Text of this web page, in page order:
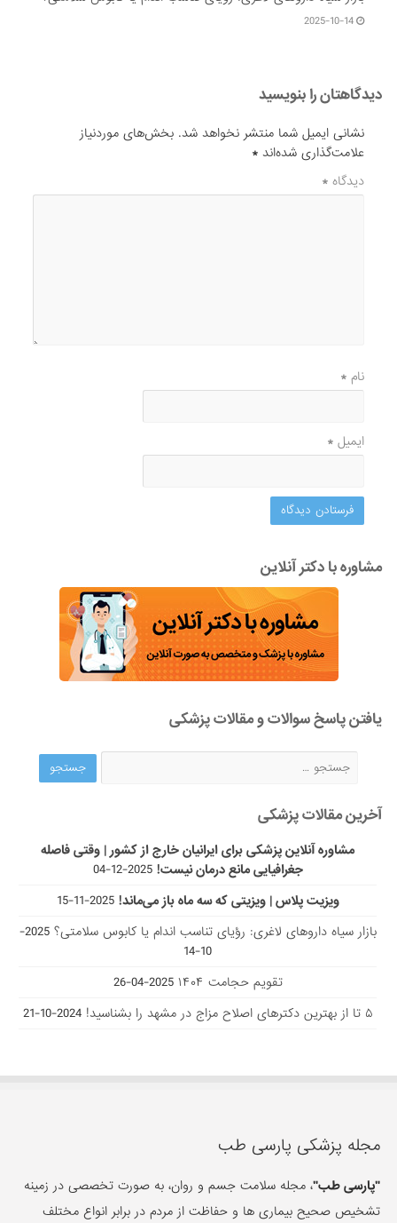
2025-10-14
دیدگاهتان را بنویسید
نشانی ایمیل شما منتشر نخواهد شد. بخش‌های موردنیاز
علامت‌گذاری شده‌اند*
دیدگاه*
نام*
ایمیل*
مشاوره با دکتر آنلاین
یافتن پاسخ سوالات و مقالات پزشکی
آخرین مقالات پزشکی
مشاوره آنلاین پزشکی برای ایرانیان خارج از کشور | وقتی فاصله
جغرافیایی مانع درمان نیست! 2025-12-04
ویزیت پلاس | ویزیتی که سه ماه باز می‌ماند! 2025-11-15
بازار سیاه داروهای لاغری: رؤیای تناسب اندام یا کابوس سلامتی؟
2025-
10-14
تقویم حجامت ۱۴۰۴
2025-04-26
۵ تا از بهترین دکتر‌های اصلاح مزاج در مشهد را بشناسید!
2024-10-21
مجله پزشکی پارسی طب
"پارسی طب"، مجله سلامت جسم و روان، به صورت تخصصی در زمینه
تشخیص صحیح بیماری ها و حفاظت از مردم در برابر انواع مختلف